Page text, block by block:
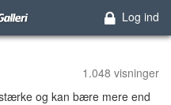
Log ind
1.048 visninger
og kan bære mere end